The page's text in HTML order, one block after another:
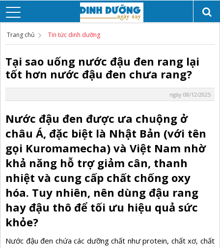
Trang chủ Tin tức dinh dưỡng
Tại sao uống nước đậu đen rang lại
tốt hơn nước đậu đen chưa rang?
ngày 08/12/2025
Nước đậu đen được ưa chuộng ở
châu Á, đặc biệt là Nhật Bản (với tên
gọi Kuromamecha) và Việt Nam nhờ
khả năng hỗ trợ giảm cân, thanh
nhiệt và cung cấp chất chống oxy
hóa. Tuy nhiên, nên dùng đậu rang
hay đậu thô để tối ưu hiệu quả sức
khỏe?
Nước đậu đen chứa các dưỡng chất như protein, chất xơ, chất